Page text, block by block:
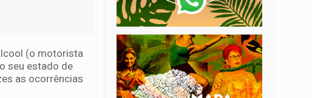
(o motorista
seu estado de
as ocorrências